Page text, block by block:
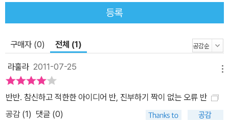
등록
구매자 (0) 전체 (1)
라훌라 2011-07-25
반반. 참신하고 적한한 아이디어 반, 진부하기 짝이 없는 오류 반
공감 (1) 댓글 (0)